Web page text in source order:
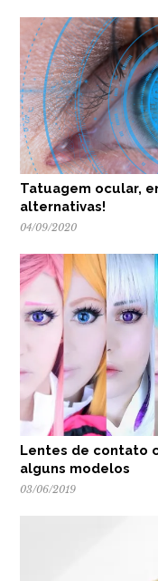
Tatuagem ocular,
alternativas!
04/09/2020
Lentes de contato
alguns modelos
03/06/2019